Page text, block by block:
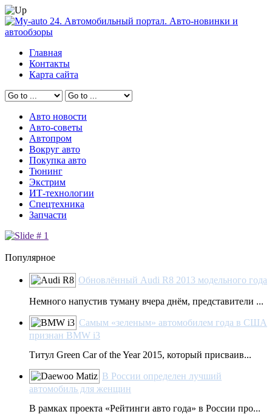
Главная
Контакты
Карта сайта
Авто новости
Авто-советы
Автопром
Вокруг авто
Покупка авто
Тюнинг
Экстрим
ИТ-технологии
Спецтехника
Запчасти
Популярное
Обновлённый Audi R8 2013 модельного года
Немного напустив туману вчера днём, представители ...
Самым «зеленым» автомобилем года в США
признан BMW i3
Титул Green Car of the Year 2015, который присваив...
В России определен лучший
автомобиль для женщин
В рамках проекта «Рейтинги авто года» в России про...